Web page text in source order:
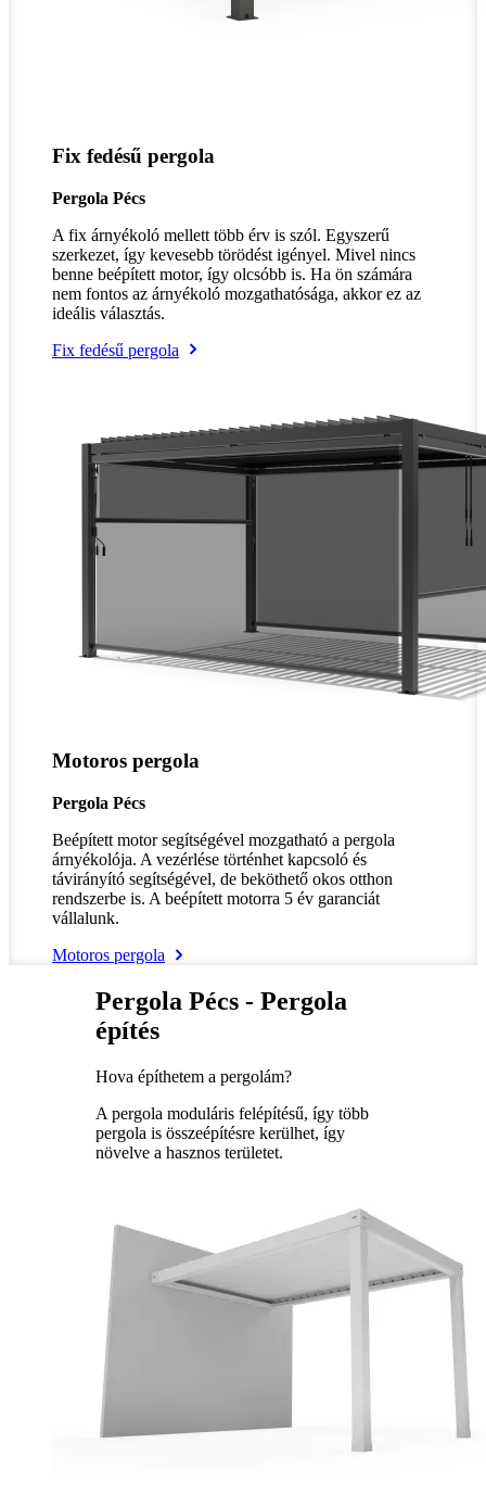
Fix fedésű pergola
Pergola Pécs
A fix árnyékoló mellett több érv is szól. Egyszerű
szerkezet, így kevesebb törödést igényel. Mivel nincs
benne beépített motor, így olcsóbb is. Ha ön számára
nem fontos az árnyékoló mozgathatósága, akkor ez az
ideális választás.
Fix fedésű pergola
Motoros pergola
Pergola Pécs
Beépített motor segítségével mozgatható a pergola
árnyékolója. A vezérlése történhet kapcsoló és
távirányító segítségével, de beköthető okos otthon
rendszerbe is. A beépített motorra 5 év garanciát
vállalunk.
Motoros pergola
Pergola Pécs - Pergola
építés
Hova építhetem a pergolám?
A pergola moduláris felépítésű, így több
pergola is összeépítésre kerülhet, így
növelve a hasznos területet.